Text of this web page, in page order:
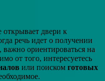
двери к
речь идет о получении
важно ориентироваться на
от того, интересуетесь
или поиском готовых